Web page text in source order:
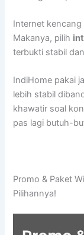
Internet
Makanya, pilih
terbukti stabil
IndiHome pakai
lebih stabil
khawatir soal
pas lagi butuh-
Promo & Paket
Pilihannya!